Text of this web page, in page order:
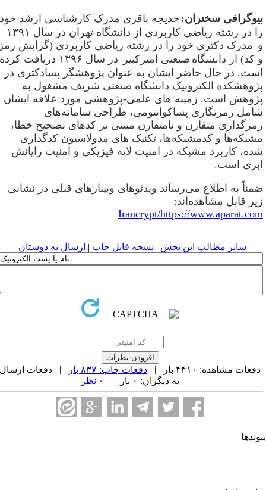
سخنران: خدیجه باقری مدرک کارشناسی ارشد خود
را در رشته ریاضی کاربردی از دانشگاه تهران در سال ۱۳۹۱
مدرک دکتری خود را در رشته ریاضی کاربردی (گرایش رمز
کد) از دانشگاهصنعتی امیرکبیر
در سال ۱۳۹۶ دریافت کرده
در حال حاضر ایشان به عنوان پژوهشگر پسادکتری در
الکترونیک دانشگاه صنعتی شریف مشغول به
است. زمینه های علمی-پژوهشی مورد علاقه ایشان
رمزنگاری پساکوانتومی، طراحی سامانه‌های
متقارن و نامتقارن مبتنی بر کدهای تصحیح خطا،
و کدمشبکه‌ها، تکنیک های مدولاسیون کدگذاری
کاربرد مشبکه در امنیت لایه فیزیکی و امنیت رایانش
است.
به اطلاع می‌رساند ویدئوهای وبینارهای قبلی در نشانی
قابل مشاهده‌اند:
https://
/
Irancrypt
سایر مطالب این بخش | نسخه قابل چاپ| ارسال به دوستان|
دفعات مشاهده: ۴۴۱۰ بار | دفعات چاپ: ۸۳۷ بار
| دفعات ارسال
به دیگران: ۰ بار |